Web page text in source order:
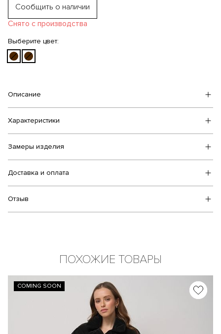
Сообщить о наличии
Снято с производства
Выберите цвет:
Описание
Характеристики
Замеры изделия
Доставка и оплата
Отзыв
ПОХОЖИЕ ТОВАРЫ
COMING SOON